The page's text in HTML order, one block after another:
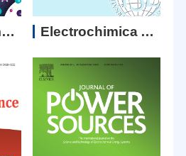
Journal of Membrane Science Electrochimica Acta